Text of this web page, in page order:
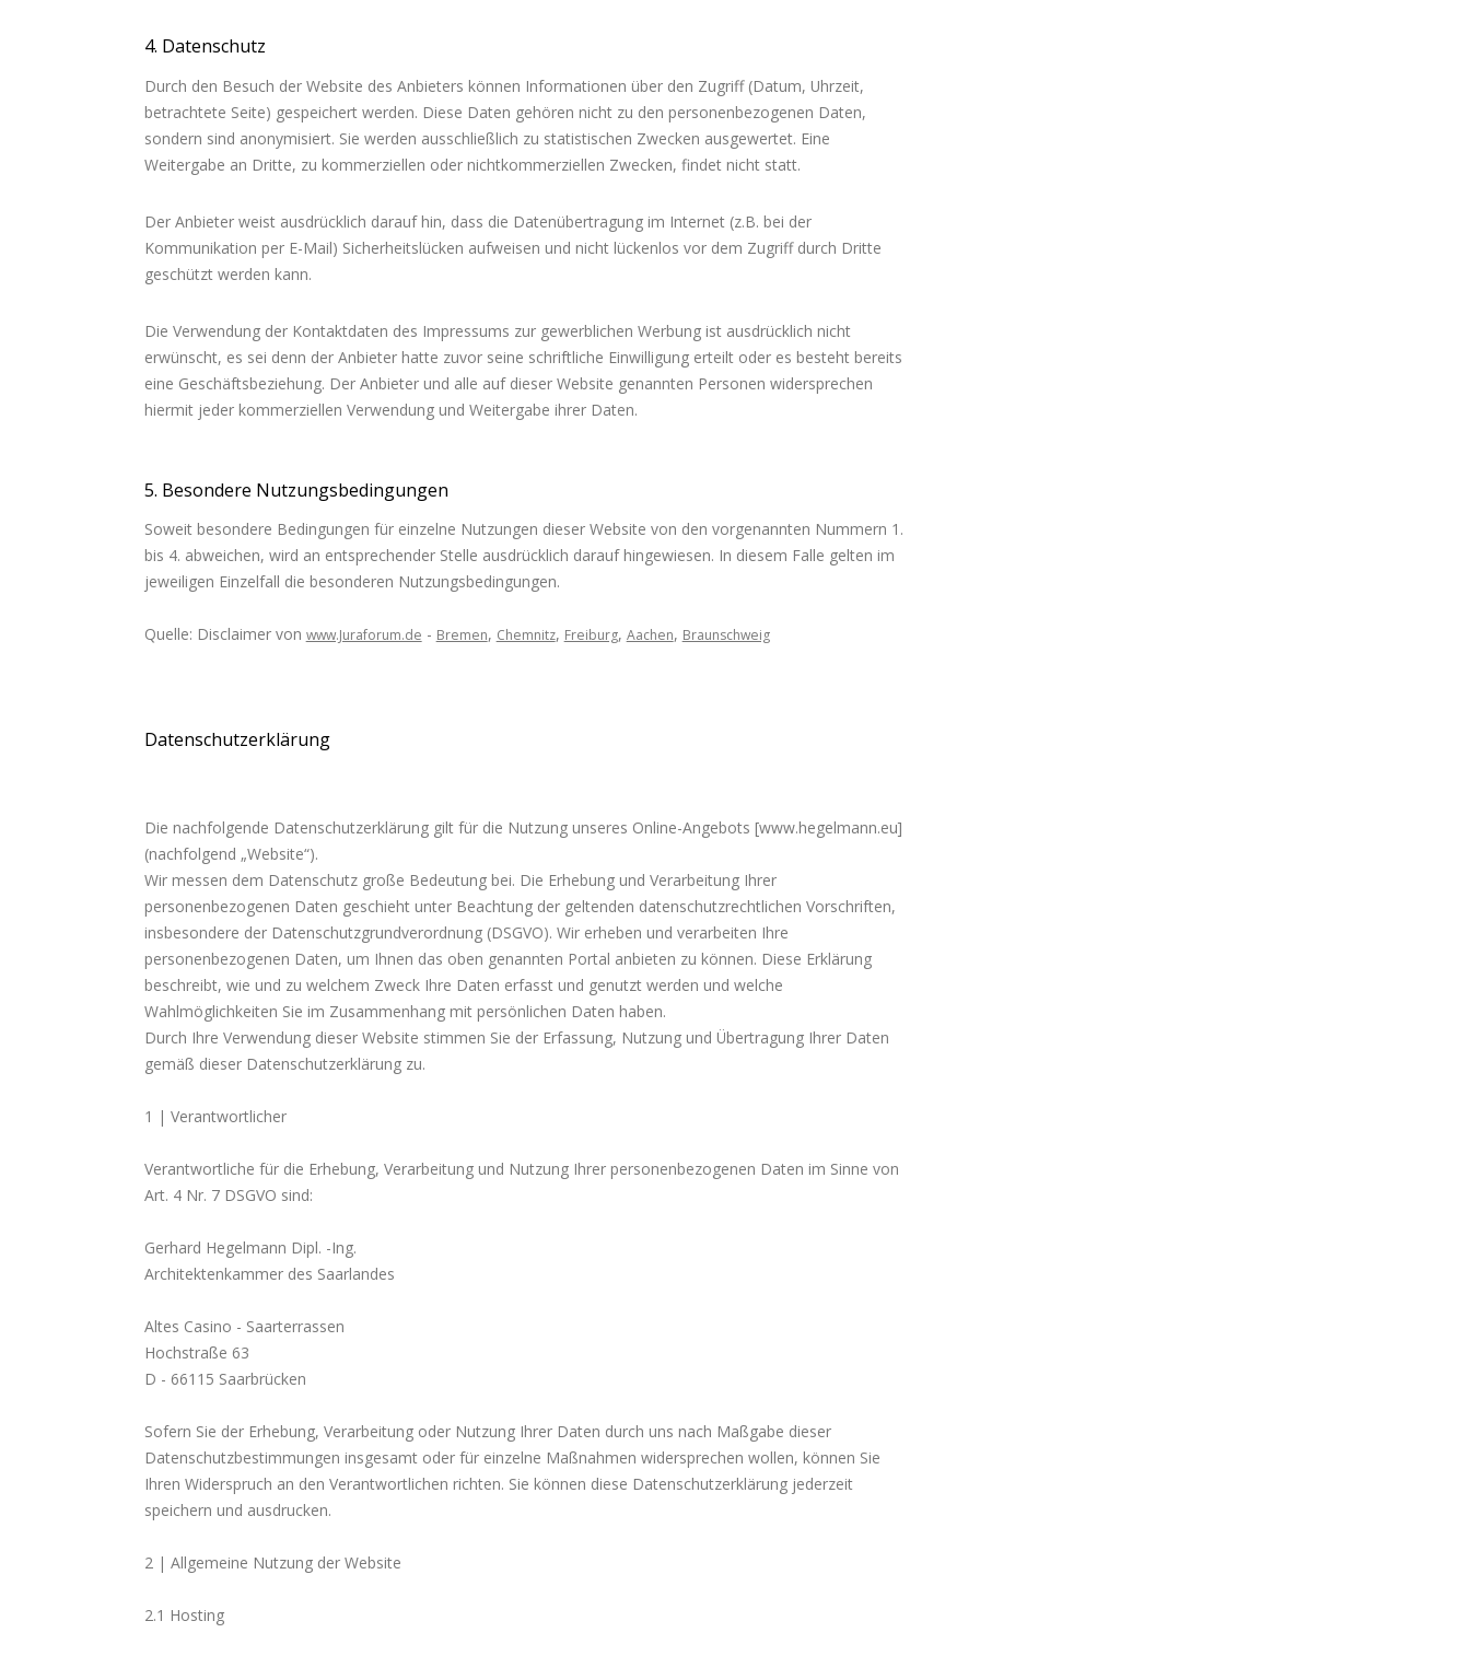
4. Datenschutz
Durch den Besuch der Website des Anbieters können Informationen über den Zugriff (Datum, Uhrzeit,
betrachtete Seite) gespeichert werden. Diese Daten gehören nicht zu den personenbezogenen Daten,
sondern sind anonymisiert. Sie werden ausschließlich zu statistischen Zwecken ausgewertet. Eine
Weitergabe an Dritte, zu kommerziellen oder nichtkommerziellen Zwecken, findet nicht statt.
Der Anbieter weist ausdrücklich darauf hin, dass die Datenübertragung im Internet (z.B. bei der
Kommunikation per E-Mail) Sicherheitslücken aufweisen und nicht lückenlos vor dem Zugriff durch Dritte
geschützt werden kann.
Die Verwendung der Kontaktdaten des Impressums zur gewerblichen Werbung ist ausdrücklich nicht
erwünscht, es sei denn der Anbieter hatte zuvor seine schriftliche Einwilligung erteilt oder es besteht bereits
eine Geschäftsbeziehung. Der Anbieter und alle auf dieser Website genannten Personen widersprechen
hiermit jeder kommerziellen Verwendung und Weitergabe ihrer Daten.
5. Besondere Nutzungsbedingungen
Soweit besondere Bedingungen für einzelne Nutzungen dieser Website von den vorgenannten Nummern 1.
bis 4. abweichen, wird an entsprechender Stelle ausdrücklich darauf hingewiesen. In diesem Falle gelten im
jeweiligen Einzelfall die besonderen Nutzungsbedingungen.
Quelle: Disclaimer von www.Juraforum.de - Bremen, Chemnitz, Freiburg, Aachen, Braunschweig
Datenschutzerklärung
Die nachfolgende Datenschutzerklärung gilt für die Nutzung unseres Online-Angebots [www.hegelmann.eu]
(nachfolgend „Website“).
Wir messen dem Datenschutz große Bedeutung bei. Die Erhebung und Verarbeitung Ihrer
personenbezogenen Daten geschieht unter Beachtung der geltenden datenschutzrechtlichen Vorschriften,
insbesondere der Datenschutzgrundverordnung (DSGVO). Wir erheben und verarbeiten Ihre
personenbezogenen Daten, um Ihnen das oben genannten Portal anbieten zu können. Diese Erklärung
beschreibt, wie und zu welchem Zweck Ihre Daten erfasst und genutzt werden und welche
Wahlmöglichkeiten Sie im Zusammenhang mit persönlichen Daten haben.
Durch Ihre Verwendung dieser Website stimmen Sie der Erfassung, Nutzung und Übertragung Ihrer Daten
gemäß dieser Datenschutzerklärung zu.
1 | Verantwortlicher
Verantwortliche für die Erhebung, Verarbeitung und Nutzung Ihrer personenbezogenen Daten im Sinne von
Art. 4 Nr. 7 DSGVO sind:
Gerhard Hegelmann Dipl. -Ing.
Architektenkammer des Saarlandes
Altes Casino - Saarterrassen
Hochstraße 63
D - 66115 Saarbrücken
Sofern Sie der Erhebung, Verarbeitung oder Nutzung Ihrer Daten durch uns nach Maßgabe dieser
Datenschutzbestimmungen insgesamt oder für einzelne Maßnahmen widersprechen wollen, können Sie
Ihren Widerspruch an den Verantwortlichen richten. Sie können diese Datenschutzerklärung jederzeit
speichern und ausdrucken.
2 | Allgemeine Nutzung der Website
2.1 Hosting